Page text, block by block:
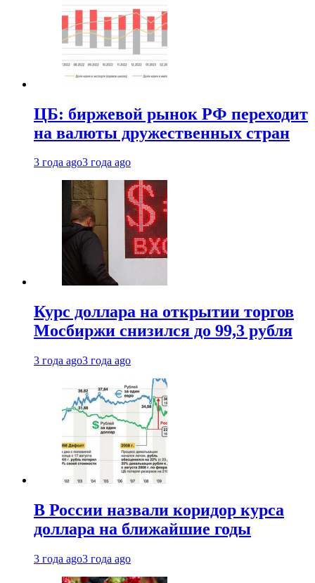
ЦБ: биржевой рынок РФ переходит
на валюты дружественных стран
3 года ago3 года ago
Курс доллара на открытии торгов
Мосбиржи снизился до 99,3 рубля
3 года ago3 года ago
В России назвали коридор курса
доллара на ближайшие годы
3 года ago3 года ago